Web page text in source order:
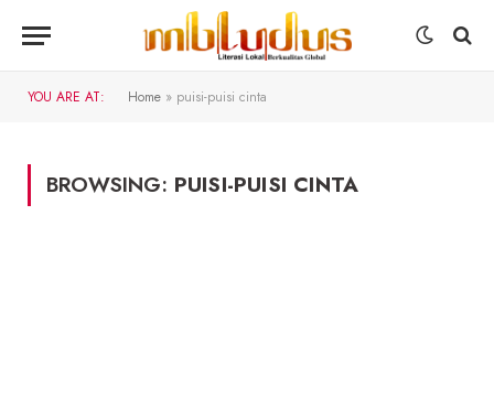
YOU ARE AT: Home » puisi-puisi cinta
BROWSING: PUISI-PUISI CINTA